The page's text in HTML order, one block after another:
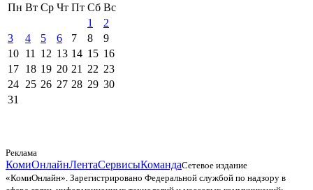
Пн Вт Ср Чт Пт Сб Вс
1
2
3
4 5 6 7 8
9
10 11 12 13 14 15 16
17 18 19 20 21 22 23
24 25 26 27 28 29 30
31
Реклама
КомиОнлайнЛентаСервисыКомандаСетевое издание
«КомиОнлайн». Зарегистрировано Федеральной службой по надзору в